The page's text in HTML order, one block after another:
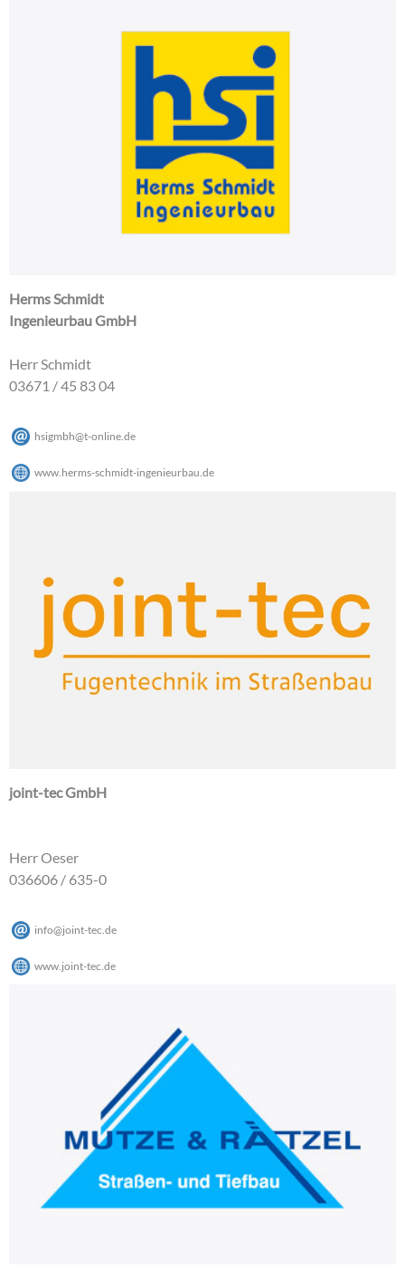
Herms Schmidt
Ingenieurbau GmbH
Herr Schmidt
03671 / 45 83 04
hsigmbh@t-online de
www.herms-schmidt-ingenieurbau.de
joint-tec GmbH
Herr Oeser
036606 / 635-0
info@joint-tec.de
www.joint-tec.de